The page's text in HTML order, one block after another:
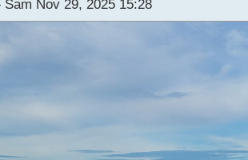
Sam Nov 29, 2025 15:28